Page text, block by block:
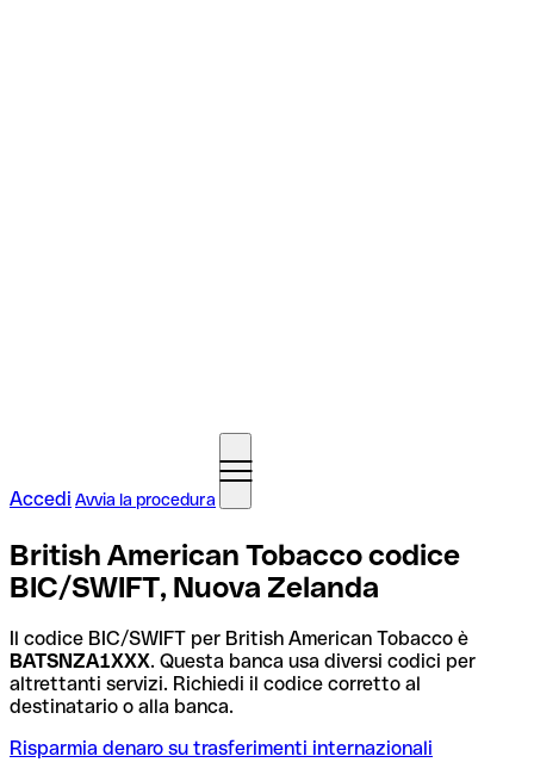
Accedi Avvia la procedura
British American Tobacco codice
BIC/SWIFT, Nuova Zelanda
Il codice BIC/SWIFT per British American Tobacco è
BATSNZA1XXX. Questa banca usa diversi codici per
altrettanti servizi. Richiedi il codice corretto al
destinatario o alla banca.
Risparmia denaro su trasferimenti internazionali